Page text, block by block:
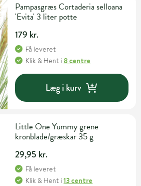
Pampasgræs Cortaderia selloana
'Evita' 3 liter potte
179 kr.
Få leveret
Klik & Hent i 8 centre
Læg i kurv
Little One Yummy grene
kronblade/græskar 35 g
29,95 kr.
Få leveret
Klik & Hent i13 centre